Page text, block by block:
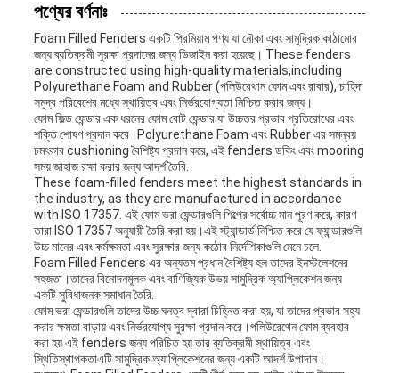
ম্যাপ
PRIVACY
POLICY
পণ্যের বর্ণনাঃ
Foam Filled Fenders একটি প্রিমিয়াম পণ্য যা নৌকা এবং সামুদ্রিক কাঠামোর
জন্য ব্যতিক্রমী সুরক্ষা প্রদানের জন্য ডিজাইন করা হয়েছে। These fenders
are constructed using high-quality materials,including
Polyurethane Foam and Rubber (পলিউরেথান ফোম এবং রাবার), চাহিদা
সমুদ্র পরিবেশের মধ্যে স্থায়িত্ব এবং নির্ভরযোগ্যতা নিশ্চিত করার জন্য।
ফোম ফিল্ড ফেন্ডার এক ধরনের ফোম বোট ফেন্ডার যা উচ্চতর প্রভাব প্রতিরোধের এবং
শক্তি শোষণ প্রদান করে।Polyurethane Foam এবং Rubber এর সমন্বয়
চমৎকার cushioning বৈশিষ্ট্য প্রদান করে, এই fenders ডকিং এবং mooring
সময় জাহাজ রক্ষা করার জন্য আদর্শ তৈরি.
These foam-filled fenders meet the highest standards in
the industry, as they are manufactured in accordance
with ISO 17357. এই ফোম ভরা ফেন্ডারগুলি শিল্পের সর্বোচ্চ মান পূরণ করে, কারণ
তারা ISO 17357 অনুযায়ী তৈরি করা হয়।এই স্ট্যান্ডার্ড নিশ্চিত করে যে ফ্যান্ডারগুলি
উচ্চ মানের এবং কর্মক্ষমতা এবং সুরক্ষার জন্য কঠোর নির্দেশিকাগুলি মেনে চলে.
Foam Filled Fenders এর অন্যতম প্রধান বৈশিষ্ট্য হল তাদের ইনস্টলেশনের
সহজতা।তাদের বিনোদনমূলক এবং বাণিজ্যিক উভয় সামুদ্রিক অ্যাপ্লিকেশন জন্য
একটি সুবিধাজনক সমাধান তৈরি.
ফোম ভরা ফেন্ডারগুলি তাদের উচ্চ ঘনত্ব দ্বারা চিহ্নিত করা হয়, যা তাদের প্রভাব সহ্য
করার ক্ষমতা বাড়ায় এবং নির্ভরযোগ্য সুরক্ষা প্রদান করে।পলিউরেথেন ফোম ব্যবহার
করা হয় এই fenders জন্য পরিচিত হয় তার ব্যতিক্রমী স্থায়িত্ব এবং
স্থিতিস্থাপকতাএটি সামুদ্রিক অ্যাপ্লিকেশনের জন্য একটি আদর্শ উপাদান।